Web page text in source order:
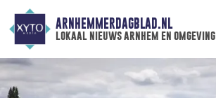
ARNHEMMERDAGBLAD.NL
lokaal nieuws arnhem en omgeving